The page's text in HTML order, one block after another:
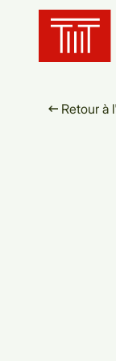
Retour à